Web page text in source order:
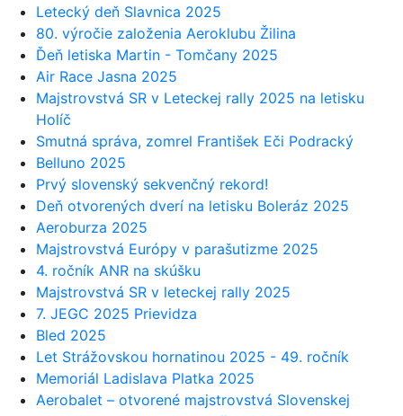
Letecký deň Slavnica 2025
80. výročie založenia Aeroklubu Žilina
Ďeň letiska Martin - Tomčany 2025
Air Race Jasna 2025
Majstrovstvá SR v Leteckej rally 2025 na letisku
Holíč
Smutná správa, zomrel František Eči Podracký
Belluno 2025
Prvý slovenský sekvenčný rekord!
Deň otvorených dverí na letisku Boleráz 2025
Aeroburza 2025
Majstrovstvá Európy v parašutizme 2025
4. ročník ANR na skúšku
Majstrovstvá SR v leteckej rally 2025
7. JEGC 2025 Prievidza
Bled 2025
Let Strážovskou hornatinou 2025 - 49. ročník
Memoriál Ladislava Platka 2025
Aerobalet – otvorené majstrovstvá Slovenskej